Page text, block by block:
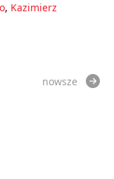
, Kazimierz
nowsze